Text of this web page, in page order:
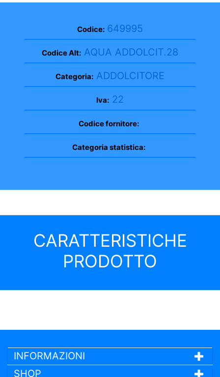
Codice: 649995
Codice Alt: AQUA ADDOLCIT.28
Categoria: ADDOLCITORE
Iva: 22
Codice fornitore:
Categoria statistica:
CARATTERISTICHE
PRODOTTO
INFORMAZIONI
SHOP